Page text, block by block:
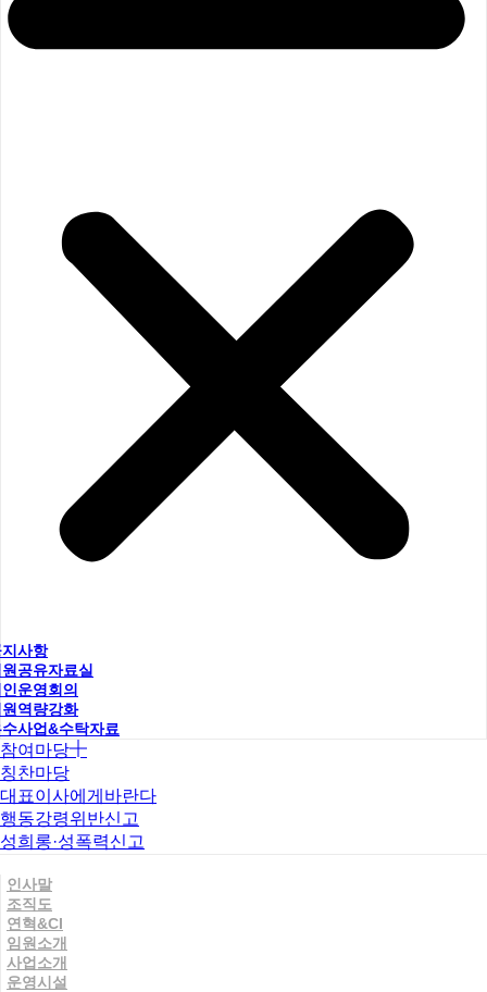
사항
공유자료실
운영회의
역량강화
사업&수탁자료
참여마당
칭찬마당
대표이사에게바란다
행동강령위반신고
성희롱·성폭력신고
인사말
조직도
연혁&CI
임원소개
사업소개
운영시설